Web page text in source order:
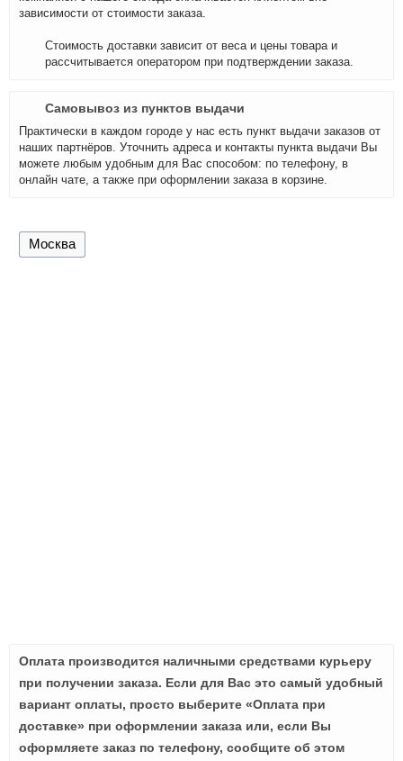
зависимости от стоимости заказа.
Стоимость доставки зависит от веса и цены товара и
рассчитывается оператором при подтверждении заказа.
Самовывоз из пунктов выдачи
Практически в каждом городе у нас есть пункт выдачи заказов от
наших партнёров. Уточнить адреса и контакты пункта выдачи Вы
можете любым удобным для Вас способом: по телефону, в
онлайн чате, а также при оформлении заказа в корзине.
Москва
Оплата производится наличными средствами курьеру
при получении заказа. Если для Вас это самый удобный
вариант оплаты, просто выберите «Оплата при
доставке» при оформлении заказа или, если Вы
оформляете заказ по телефону, сообщите об этом